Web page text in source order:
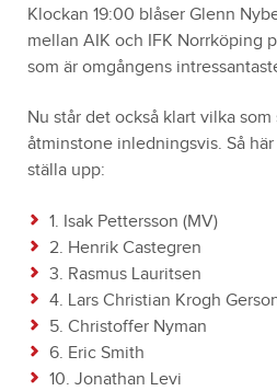
Klockan 19:00 blåser Glenn
mellan AIK och IFK Norrköping
som är omgångens
Nu står det också klart vilka
åtminstone inledningsvis. Så
ställa upp:
1. Isak Pettersson (MV)
2. Henrik Castegren
3. Rasmus Lauritsen
4. Lars Christian Krogh
5. Christoffer Nyman
6. Eric Smith
10. Jonathan Levi